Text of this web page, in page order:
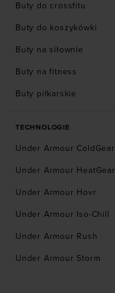
Buty do crossfitu
Buty do koszykówki
Buty na siłownie
Buty na fitness
Buty piłkarskie
TECHNOLOGIE
Under Armour ColdGear
Under Armour HeatGear
Under Armour Hovr
Under Armour Iso-Chill
Under Armour Rush
Under Armour Storm